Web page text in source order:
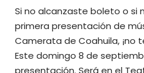
Si no alcanzaste boleto o si
primera presentación de
Camerata de Coahuila, ¡no
Este domingo 8 de
presentación. Será en el